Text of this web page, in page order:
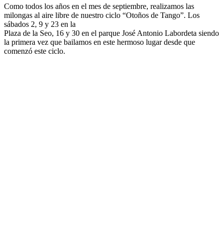
Como todos los años en el mes de septiembre, realizamos las
milongas al aire libre de nuestro ciclo “Otoños de Tango”. Los
sábados 2, 9 y 23 en la
Plaza de la Seo, 16 y 30 en el parque José Antonio Labordeta siendo
la primera vez que bailamos en este hermoso lugar desde que
comenzó este ciclo.